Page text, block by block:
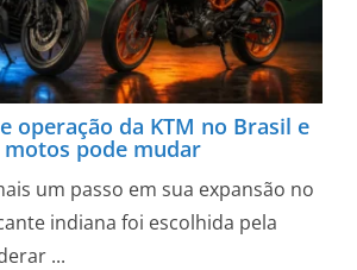
operação da KTM no Brasil e
pode mudar
um passo em sua expansão no
indiana foi escolhida pela
...